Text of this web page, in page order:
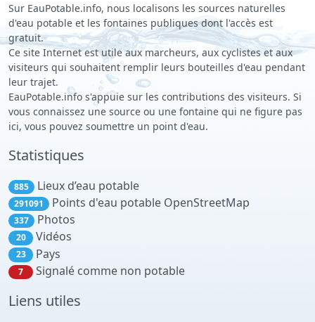
Sur EauPotable.info, nous localisons les sources naturelles
d'eau potable et les fontaines publiques dont l'accès est
gratuit.
Ce site Internet est utile aux marcheurs, aux cyclistes et aux
visiteurs qui souhaitent remplir leurs bouteilles d'eau pendant
leur trajet.
EauPotable.info s'appuie sur les contributions des visiteurs. Si
vous connaissez une source ou une fontaine qui ne figure pas
ici, vous pouvez soumettre un point d'eau.
Statistiques
885 Lieux d’eau potable
291091 Points d'eau potable OpenStreetMap
337 Photos
20 Vidéos
23 Pays
7 Signalé comme non potable
Liens utiles